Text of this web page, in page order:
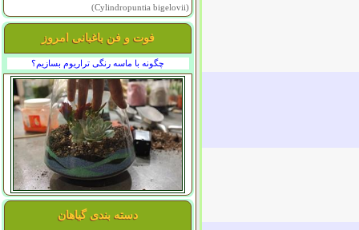
(Cylindropuntia bigelovii)
فوت و فن باغبانی امروز
چگونه با ماسه رنگی تراریوم بسازیم؟
دسته بندی گیاهان